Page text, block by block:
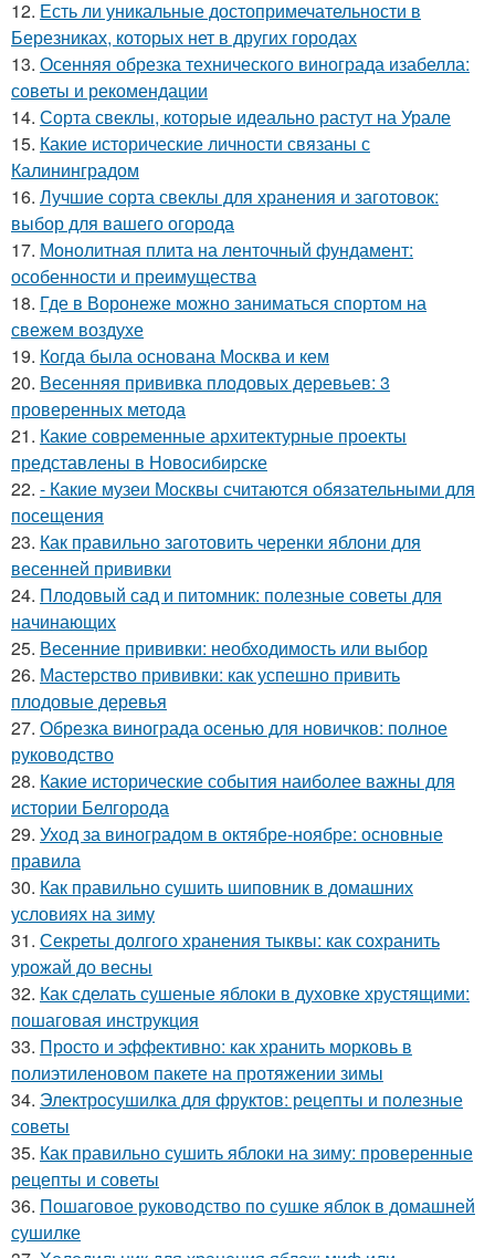
12. Есть ли уникальные достопримечательности в
Березниках, которых нет в других городах
13. Осенняя обрезка технического винограда изабелла:
советы и рекомендации
14. Сорта свеклы, которые идеально растут на Урале
15. Какие исторические личности связаны с
Калининградом
16. Лучшие сорта свеклы для хранения и заготовок:
выбор для вашего огорода
17. Монолитная плита на ленточный фундамент:
особенности и преимущества
18. Где в Воронеже можно заниматься спортом на
свежем воздухе
19. Когда была основана Москва и кем
20. Весенняя прививка плодовых деревьев: 3
проверенных метода
21. Какие современные архитектурные проекты
представлены в Новосибирске
22. - Какие музеи Москвы считаются обязательными для
посещения
23. Как правильно заготовить черенки яблони для
весенней прививки
24. Плодовый сад и питомник: полезные советы для
начинающих
25. Весенние прививки: необходимость или выбор
26. Мастерство прививки: как успешно привить
плодовые деревья
27. Обрезка винограда осенью для новичков: полное
руководство
28. Какие исторические события наиболее важны для
истории Белгорода
29. Уход за виноградом в октябре-ноябре: основные
правила
30. Как правильно сушить шиповник в домашних
условиях на зиму
31. Секреты долгого хранения тыквы: как сохранить
урожай до весны
32. Как сделать сушеные яблоки в духовке хрустящими:
пошаговая инструкция
33. Просто и эффективно: как хранить морковь в
полиэтиленовом пакете на протяжении зимы
34. Электросушилка для фруктов: рецепты и полезные
советы
35. Как правильно сушить яблоки на зиму: проверенные
рецепты и советы
36. Пошаговое руководство по сушке яблок в домашней
сушилке